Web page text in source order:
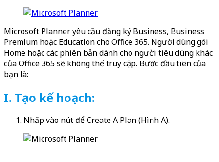
Microsoft Planner yêu cầu đăng ký Business, Business
Premium hoặc Education cho Office 365. Người dùng gói
Home hoặc các phiên bản dành cho người tiêu dùng khác
của Office 365 sẽ không thể truy cập. Bước đầu tiên của
bạn là:
I. Tạo kế hoạch:
Nhấp vào nút để Create A Plan (Hình A).